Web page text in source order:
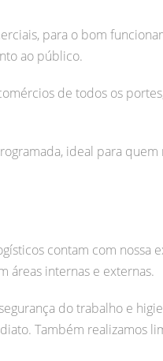
para o bom
ao público.
de todos os
ideal para
contam com nossa
áreas internas e externas.
do trabalho e
Também realizamos